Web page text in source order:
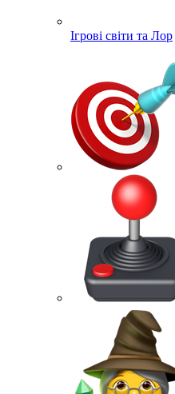
Ігрові світи та Лор